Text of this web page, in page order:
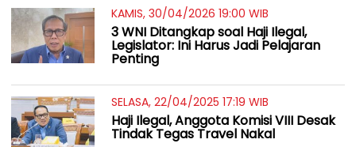
KAMIS, 30/04/2026 19:00 WIB
3 WNI Ditangkap soal Haji Ilegal,
Legislator: Ini Harus Jadi Pelajaran
Penting
SELASA, 22/04/2025 17:19 WIB
Haji Ilegal, Anggota Komisi VIII Desak
Tindak Tegas Travel Nakal